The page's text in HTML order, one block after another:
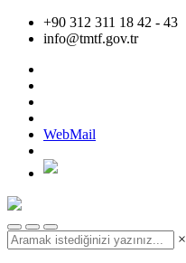
+90 312 311 18 42 - 43
info@tmtf.gov.tr
WebMail
×